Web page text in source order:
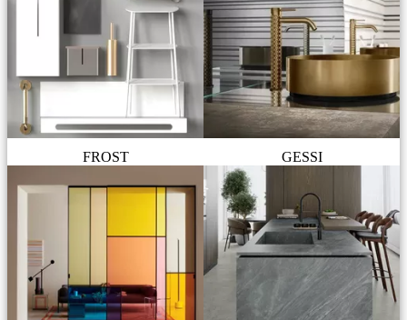
FROST GESSI